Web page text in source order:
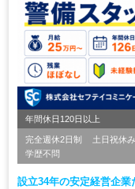
年間休日120日以上
完全週休2日制 土日祝休み
学歴不問
設立34年の安定経営